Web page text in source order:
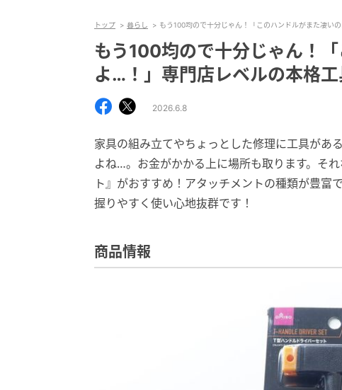
トップ 暮らし もう100均ので十分じゃん！「このハンドルがまた凄い
もう100均ので十分じゃん！
よ…！」専門店レベルの本格工
2026.6.8
家具の組み立てやちょっとした修理に工具があ
よね…。お金がかかる上に場所も取ります。そ
ト』がおすすめ！アタッチメントの種類が豊富
握りやすく使い心地抜群です！
商品情報